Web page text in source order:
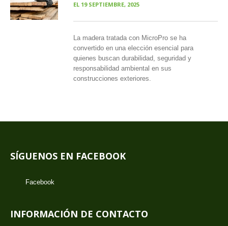
EL 19 SEPTIEMBRE, 2025
La madera tratada con MicroPro se ha
convertido en una elección esencial para
quienes buscan durabilidad, seguridad y
responsabilidad ambiental en sus
construcciones exteriores.
SÍGUENOS EN FACEBOOK
Facebook
INFORMACIÓN DE CONTACTO